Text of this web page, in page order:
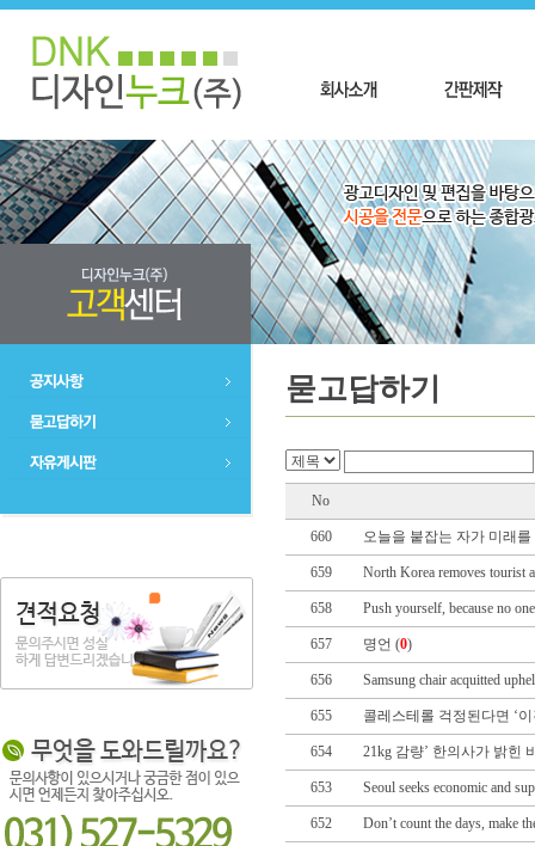
묻고답하기
No
660 오늘을 붙잡는 자가 미래를
659 North Korea removes tourist
658 Push yourself, because no
657 명언 (0)
656 Samsung chair acquitted
655 콜레스테롤 걱정된다면 ‘
654 21kg 감량’ 한의사가 밝힌
653 Seoul seeks economic and
652 Don’t count the days, make